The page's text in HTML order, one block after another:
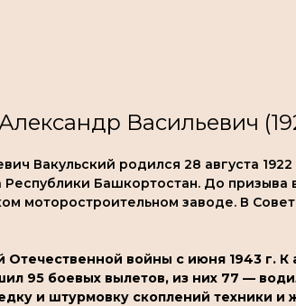
Васильевич
Вакульский родился 28 августа
Республики Башкортостан. До призыва
моторостроительном заводе. В
Отечественной войны с июня 1943 г. К
95 боевых вылетов, из них 77 —
и штурмовку скоплений техники и